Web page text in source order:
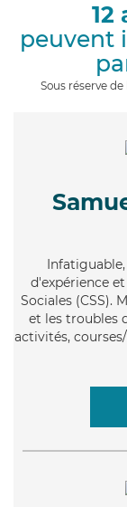
12
peuvent
Sous réserve
Infatiguable
d'expérience
Sociales (CSS).
et les troubles
activités,